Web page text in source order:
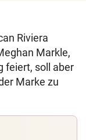
Riviera
Markle,
feiert, soll aber
Marke zu